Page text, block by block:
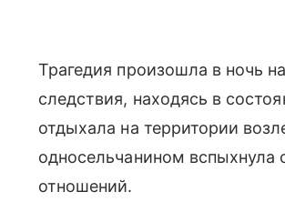
Трагедия произошла в ночь
следствия, находясь в
отдыхала на территории
односельчанином вспыхнула
отношений.